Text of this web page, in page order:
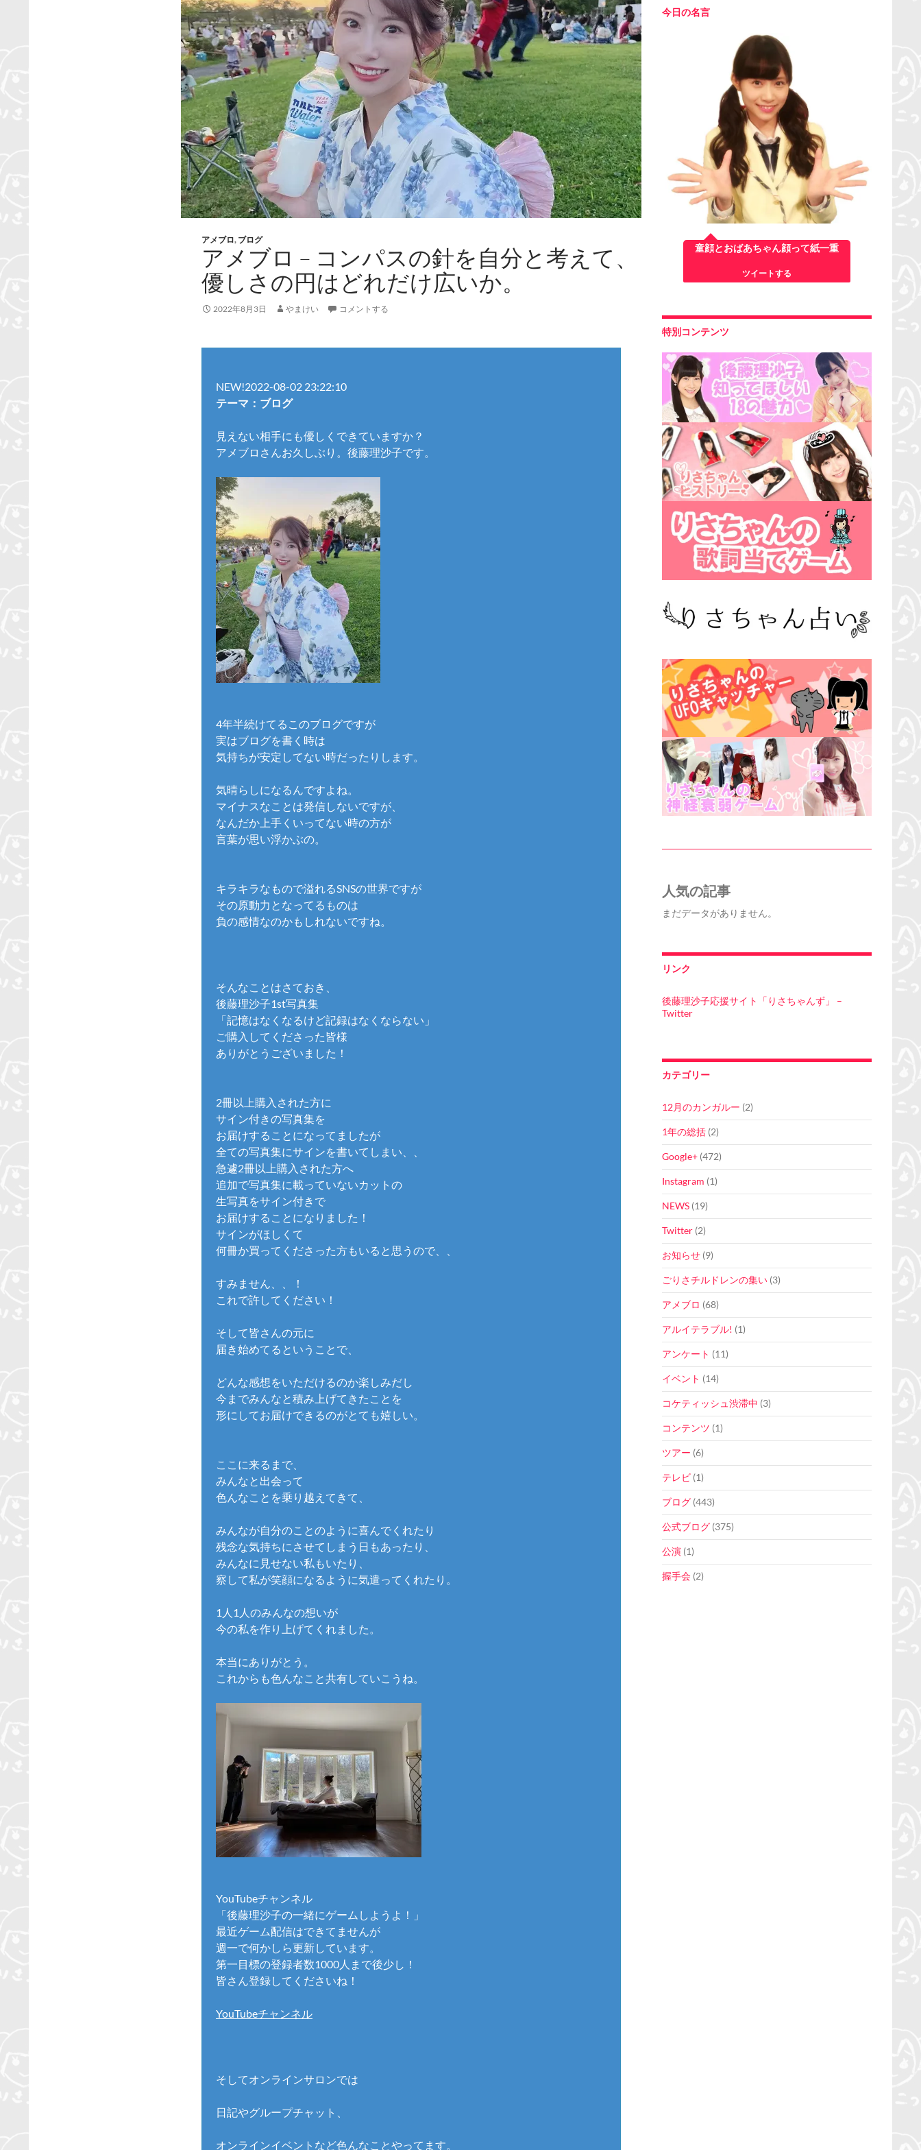
アメブロ, ブログ
アメブロ – コンパスの針を自分と考えて、
優しさの円はどれだけ広いか。
2022年8月3日 やまけい コメントする
NEW!2022-08-02 23:22:10
テーマ：ブログ
見えない相手にも優しくできていますか？
アメブロさんお久しぶり。後藤理沙子です。
4年半続けてるこのブログですが
実はブログを書く時は
気持ちが安定してない時だったりします。
気晴らしになるんですよね。
マイナスなことは発信しないですが、
なんだか上手くいってない時の方が
言葉が思い浮かぶの。
キラキラなもので溢れるSNSの世界ですが
その原動力となってるものは
負の感情なのかもしれないですね。
そんなことはさておき、
後藤理沙子1st写真集
「記憶はなくなるけど記録はなくならない」
ご購入してくださった皆様
ありがとうございました！
2冊以上購入された方に
サイン付きの写真集を
お届けすることになってましたが
全ての写真集にサインを書いてしまい、、
急遽2冊以上購入された方へ
追加で写真集に載っていないカットの
生写真をサイン付きで
お届けすることになりました！
サインがほしくて
何冊か買ってくださった方もいると思うので、、
すみません、、！
これで許してください！
そして皆さんの元に
届き始めてるということで、
どんな感想をいただけるのか楽しみだし
今までみんなと積み上げてきたことを
形にしてお届けできるのがとても嬉しい。
ここに来るまで、
みんなと出会って
色んなことを乗り越えてきて、
みんなが自分のことのように喜んでくれたり
残念な気持ちにさせてしまう日もあったり、
みんなに見せない私もいたり、
察して私が笑顔になるように気遣ってくれたり。
1人1人のみんなの想いが
今の私を作り上げてくれました。
本当にありがとう。
これからも色んなこと共有していこうね。
YouTubeチャンネル
「後藤理沙子の一緒にゲームしようよ！」
最近ゲーム配信はできてませんが
週一で何かしら更新しています。
第一目標の登録者数1000人まで後少し！
皆さん登録してくださいね！
YouTubeチャンネル
そしてオンラインサロンでは
日記やグループチャット、
オンラインイベントなど色んなことやってます。
今日の名言
童顔とおばあちゃん顔って紙一重
ツイートする
特別コンテンツ
人気の記事
まだデータがありません。
リンク
後藤理沙子応援サイト「りさちゃんず」 –
Twitter
カテゴリー
12月のカンガルー (2)
1年の総括 (2)
Google+ (472)
Instagram (1)
NEWS (19)
Twitter (2)
お知らせ (9)
ごりさチルドレンの集い (3)
アメブロ (68)
アルイテラブル! (1)
アンケート (11)
イベント (14)
コケティッシュ渋滞中 (3)
コンテンツ (1)
ツアー (6)
テレビ (1)
ブログ (443)
公式ブログ (375)
公演 (1)
握手会 (2)